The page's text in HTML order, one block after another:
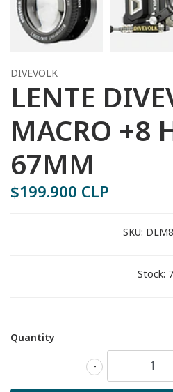
DIVEVOLK
LENTE
MACRO +8
67MM
$199.900 CLP
SKU:
Stock: 7
Quantity
-